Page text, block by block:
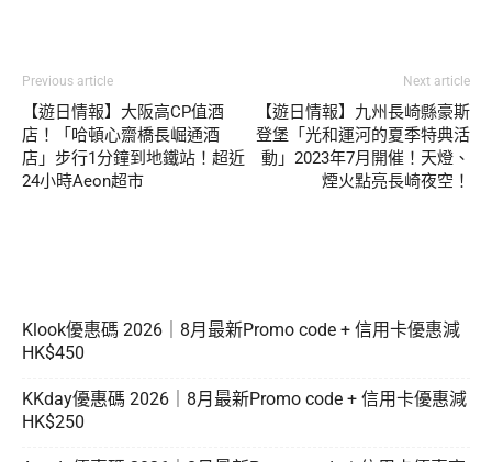
Previous article
【遊日情報】大阪高CP值酒
店！「哈頓心齋橋長崛通酒
店」步行1分鐘到地鐵站！超近
24小時Aeon超市
Next article
【遊日情報】九州長崎縣豪斯
登堡「光和運河的夏季特典活
動」2023年7月開催！天燈、
煙火點亮長崎夜空！
Klook優惠碼 2026｜8月最新Promo code + 信用卡優惠減
HK$450
KKday優惠碼 2026｜8月最新Promo code + 信用卡優惠減
HK$250